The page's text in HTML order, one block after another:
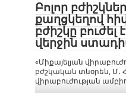
Բոլոր
քաղցկեղով
բժիշկը բուժել
վերջին
«Միքայելյան
բժշկական տնօրեն, Մ․
վիրաբուժության